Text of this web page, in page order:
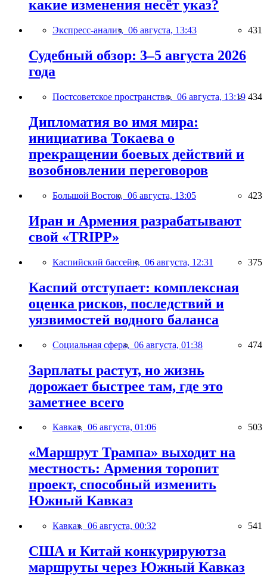
какие изменения несёт указ?
Экспресс-анализ, 06 августа, 13:43 431
Судебный обзор: 3–5 августа 2026
года
Постсоветское пространство, 06 августа, 13:19 434
Дипломатия во имя мира:
инициатива Токаева о
прекращении боевых действий и
возобновлении переговоров
Большой Восток, 06 августа, 13:05 423
Иран и Армения разрабатывают
свой «TRIPP»
Каспийский бассейн, 06 августа, 12:31 375
Каспий отступает: комплексная
оценка рисков, последствий и
уязвимостей водного баланса
Социальная сфера, 06 августа, 01:38 474
Зарплаты растут, но жизнь
дорожает быстрее там, где это
заметнее всего
Кавказ, 06 августа, 01:06 503
«Маршрут Трампа» выходит на
местность: Армения торопит
проект, способный изменить
Южный Кавказ
Кавказ, 06 августа, 00:32 541
США и Китай конкурируютза
маршруты через Южный Кавказ